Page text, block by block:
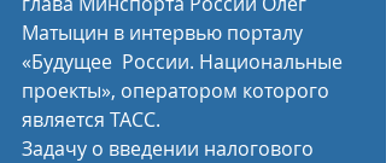
Матыцин в интервью порталу
«Будущее  России. Национальные
проекты», оператором которого
является ТАСС.
Задачу о введении налогового